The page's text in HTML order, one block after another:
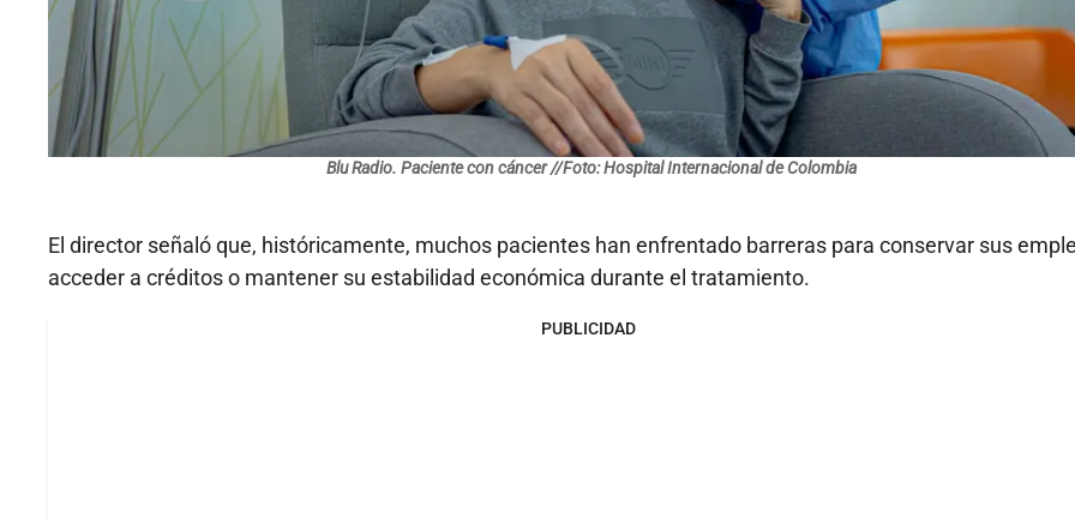
Blu Radio. Paciente con cáncer //Foto: Hospital Internacional de Colombia
El director señaló que, históricamente, muchos pacientes han enfrentado barreras para conservar sus
acceder a créditos o mantener su estabilidad económica durante el tratamiento.
PUBLICIDAD